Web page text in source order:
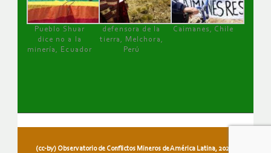
Pueblo Shuar
dice no a la
minería, Ecuador
defensora de la
tierra, Melchora,
Perú
Caimanes, Chile
(cc-by) Observatorio de Conflictos Mineros de América Latina, 2026